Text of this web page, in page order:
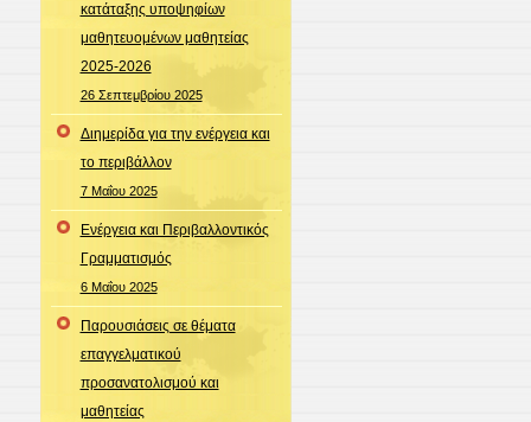
κατάταξης υποψηφίων
μαθητευομένων μαθητείας
2025-2026
26 Σεπτεμβρίου 2025
Διημερίδα για την ενέργεια και
το περιβάλλον
7 Μαΐου 2025
Ενέργεια και Περιβαλλοντικός
Γραμματισμός
6 Μαΐου 2025
Παρουσιάσεις σε θέματα
επαγγελματικού
προσανατολισμού και
μαθητείας